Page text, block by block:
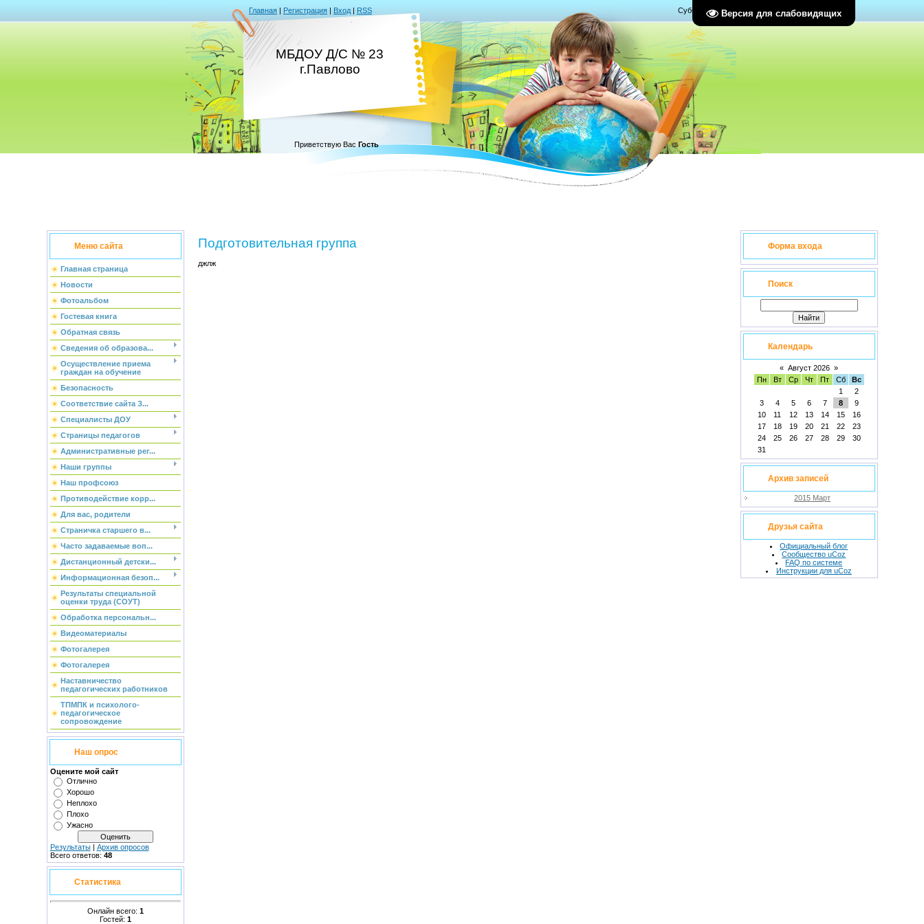
Версия для слабовидящих
Главная | Регистрация | Вход | RSS Суббота, 08.08.2026, 06:31
МБДОУ Д/С № 23
г.Павлово
Приветствую Вас Гость
Меню сайта
Главная страница
Новости
Фотоальбом
Гостевая книга
Обратная связь
Сведения об образова...
Осуществление приема
граждан на обучение
Безопасность
Соответствие сайта З...
Специалисты ДОУ
Страницы педагогов
Административные рег...
Наши группы
Наш профсоюз
Противодействие корр...
Для вас, родители
Страничка старшего в...
Часто задаваемые воп...
Дистанционный детски...
Информационная безоп...
Результаты специальной
оценки труда (СОУТ)
Обработка персональн...
Видеоматериалы
Фотогалерея
Фотогалерея
Наставничество
педагогических работников
ТПМПК и психолого-
педагогическое
сопровождение
Наш опрос
Оцените мой сайт
Отлично
Хорошо
Неплохо
Плохо
Ужасно
Результаты| Архив опросов
Всего ответов: 48
Статистика
Онлайн всего: 1
Гостей: 1
Подготовительная группа
джлж
Форма входа
Поиск
Календарь
« Август 2026 »
Пн
Вт Ср Чт Пт Сб
Вс
1
2
3
4 5 6 7 8
9
10
11 12 13 14 15
16
17
18 19 20 21 22
23
24
25 26 27 28 29
30
31
Архив записей
2015 Март
Друзья сайта
Официальный блог
Сообщество uCoz
FAQ по системе
Инструкции для uCoz